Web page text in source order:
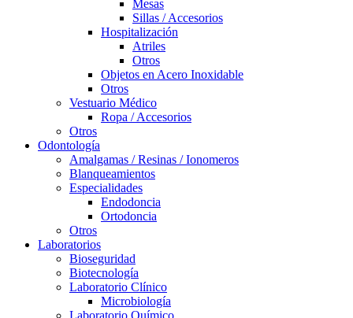
Mesas
Sillas / Accesorios
Hospitalización
Atriles
Otros
Objetos en Acero Inoxidable
Otros
Vestuario Médico
Ropa / Accesorios
Otros
Odontología
Amalgamas / Resinas / Ionomeros
Blanqueamientos
Especialidades
Endodoncia
Ortodoncia
Otros
Laboratorios
Bioseguridad
Biotecnología
Laboratorio Clínico
Microbiología
Laboratorio Químico